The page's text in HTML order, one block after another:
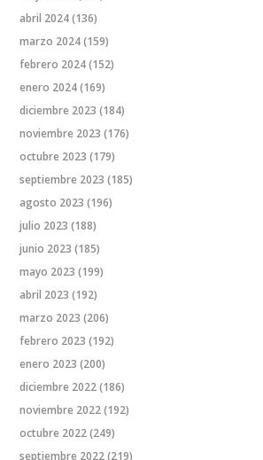
abril 2024(136)
marzo 2024(159)
febrero 2024(152)
enero 2024(169)
diciembre 2023 (184)
noviembre 2023 (176)
octubre 2023 (179)
septiembre 2023 (185)
agosto 2023 (196)
julio 2023 (188)
junio 2023 (185)
mayo 2023 (199)
abril 2023 (192)
marzo 2023 (206)
febrero 2023 (192)
enero 2023 (200)
diciembre 2022(186)
noviembre 2022(192)
octubre 2022(249)
septiembre 2022(219)